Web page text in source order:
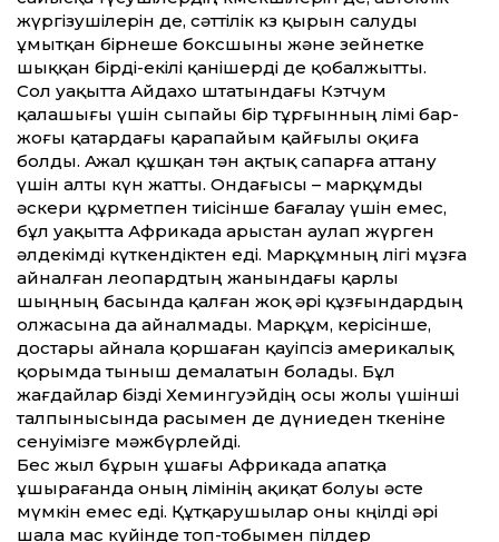
жүргізушілерін де, сәт­тілік көз қырын салуды
ұмытқан бірнеше боксшыны және зейнетке
шыққан бірді-екілі қанішерді де қобалжыт­ты.
Сол уақыт­та Айдахо штатындағы Кэтчум
қалашығы үшін сыпайы бір тұрғынның өлімі бар-
жоғы қатардағы қарапайым қайғылы оқиға
болды. Ажал құшқан тән ақтық сапарға ат­тану
үшін алты күн жат­ты. Ондағысы – марқұмды
әскери құрметпен тиісінше бағалау үшін емес,
бұл уақыт­та Африкада арыстан аулап жүрген
әлдекімді күткендіктен еді. Марқұмның өлігі мұзға
айналған леопардтың жанындағы қарлы
шыңның басында қалған жоқ әрі құзғындардың
олжасына да айналмады. Марқұм, керісінше,
достары айнала қоршаған қауіпсіз америкалық
қорымда тыныш демалатын болады. Бұл
жағдайлар бізді Хемингуэйдің осы жолы үшінші
талпынысында расымен де дүниеден өткеніне
сенуімізге мәжбүрлейді.
Бес жыл бұрын ұшағы Африкада апатқа
ұшырағанда оның өлімінің ақиқат болуы әсте
мүмкін емес еді. Құтқарушылар оны көңілді әрі
шала мас күйінде топ-тобымен пілдер